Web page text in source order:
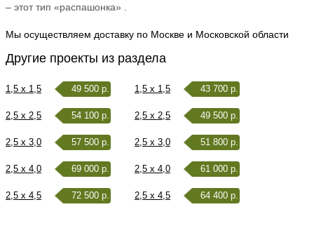
– этот тип «распашонка» .
Мы осуществляем доставку по Москве и Московской области
Другие проекты из раздела
1,5 x 1,5 49 500 р. 1,5 x 1,5 43 700 р.
2,5 x 2,5 54 100 р. 2,5 x 2,5 49 500 р.
2,5 x 3,0 57 500 р. 2,5 x 3,0 51 800 р.
2,5 x 4,0 69 000 р. 2,5 x 4,0 61 000 р.
2,5 x 4,5 72 500 р. 2,5 x 4,5 64 400 р.